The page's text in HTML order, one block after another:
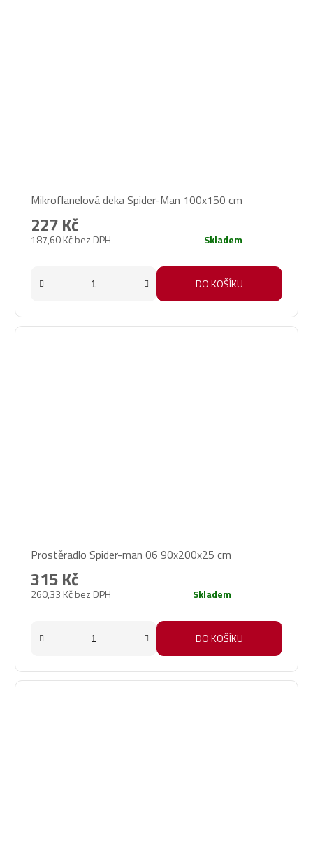
Mikroflanelová deka Spider-Man 100x150 cm
187,60 Kč bez DPH
227 Kč
Skladem
DO KOŠÍKU
Prostěradlo Spider-man 06 90x200x25 cm
260,33 Kč bez DPH
315 Kč
Skladem
DO KOŠÍKU